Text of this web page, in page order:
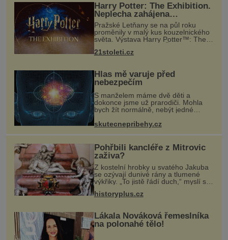
Harry Potter: The Exhibition.
Neplecha zahájena…
Pražské Letňany se na půl roku
proměnily v malý kus kouzelnického
světa. Výstava Harry Potter™: The
originální filmové kostýmy a rekvizity,
21stoleti.cz
Hlas mě varuje před
nebezpečím
S manželem máme dvě děti a
dokonce jsme už prarodiči. Mohla
bych žít normálně, nebýt jedné
zásadní změny, která mi nabourala
mysl. Živím se jako mzdová účetní a
psyc
skutecnepribehy.cz
Pohřbili kancléře z Mitrovic
zaživa?
Z kostelní hrobky u svatého Jakuba
se ozývají dunivé rány a tlumené
výkřiky. „To jistě řádí duch,“ myslí si
pověrčiví lidé. Ani za dvě kopy grošů
by se nikdo neodvážil podzemní
historyplus.cz
Lákala Nováková řemeslníka
na polonahé tělo!